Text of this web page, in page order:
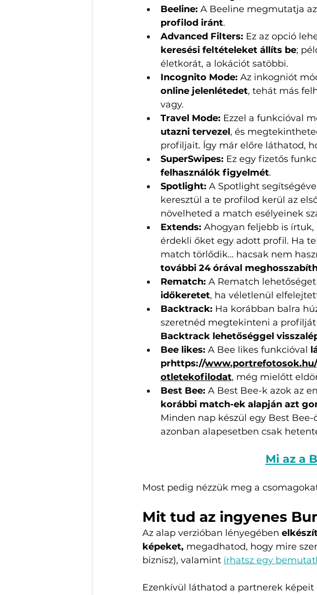
Beeline: A Beeline megmutatja
profilod iránt.
Advanced Filters: Ez az opció
keresési feltételeket állíts be;
életkorát, a lokációt satöbbi.
Incognito Mode: Az inkogniót
online jelenlétedet, tehát más
vagy.
Travel Mode: Ezzel a funkcióval
utazni tervezel, és
profiljait. Így már előre láthatod,
SuperSwipes: Ez egy fizetős
felhasználók figyelmét.
Spotlight: A Spotlight
keresztül a te profilod kerül az
növelheted a match esélyeinek
Extends: Ahogyan feljebb is
érdekli őket egy adott profil. Ha
match törlődik... hacsak nem
további 24 órával
Rematch: A Rematch
időkeretet, ha véletlenül
Backtrack: Ha korábban balra
szeretnéd megtekinteni a
Backtrack lehetőséggel
Bee likes: A Bee likes funkcióval
prhttps://
otletekofilodat, még mielőtt
Best Bee: A Best Bee-k azok az
korábbi match-ek alapján azt
Minden nap készül egy Best
azonban alapesetben csak
Mi az a
Most pedig nézzük meg a
Mit tud az ingyenes
Az alap verzióban lényegében
képeket, megadhatod, hogy mire
biznisz), valamint írhatsz egy
Ezenkívül láthatod a partnerek